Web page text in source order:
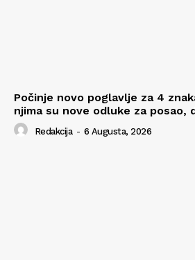
Počinje novo poglavlje za 4
njima su nove odluke za posao,
Redakcija - 6 Augusta, 2026